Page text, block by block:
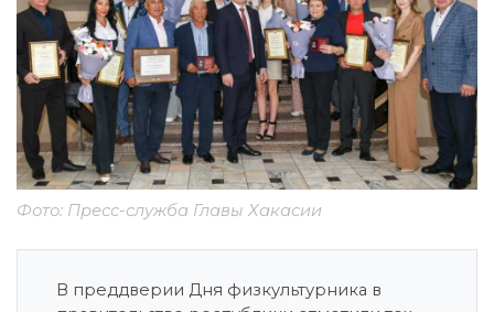
Фото: Пресс-служба Главы Хакасии
В преддверии Дня физкультурника в